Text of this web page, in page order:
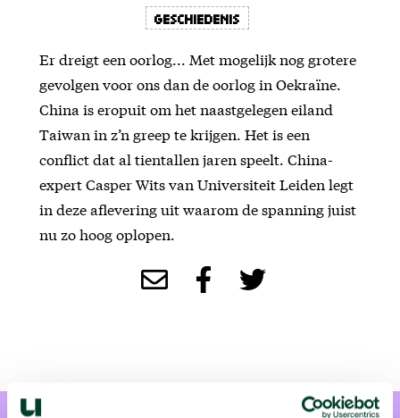
Geschiedenis
Er dreigt een oorlog... Met mogelijk nog grotere
gevolgen voor ons dan de oorlog in Oekraïne.
China is eropuit om het naastgelegen eiland
Taiwan in z’n greep te krijgen. Het is een
conflict dat al tientallen jaren speelt. China-
expert Casper Wits van Universiteit Leiden legt
in deze aflevering uit waarom de spanning juist
nu zo hoog oplopen.